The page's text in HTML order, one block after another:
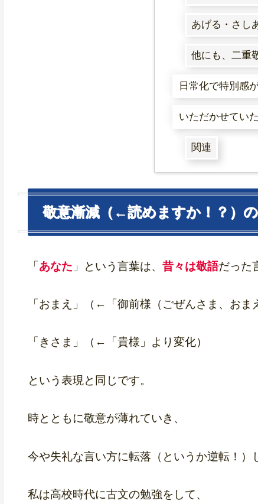
あげる・さし
他にも、二重
日常化で特別感
いただかせてい
関連
敬意漸減（←読めますか！？）
「あなた 」という言葉は、 昔々は敬語だった
「おまえ」（←「御前様（ごぜんさま、おま
「きさま」（←「貴様」より変化）
という表現と同じです。
時とともに敬意が薄れていき、
今や失礼な言い方に転落（というか逆転！）
私は高校時代に古文の勉強をして、